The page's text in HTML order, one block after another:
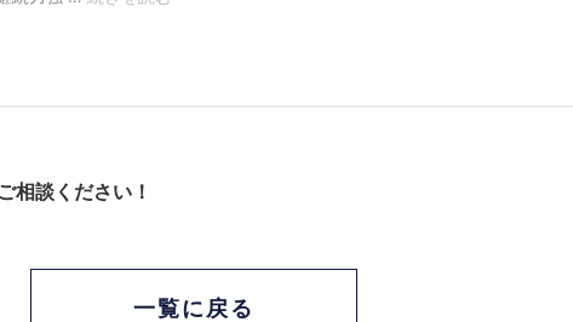
相談ください！
一覧に戻る